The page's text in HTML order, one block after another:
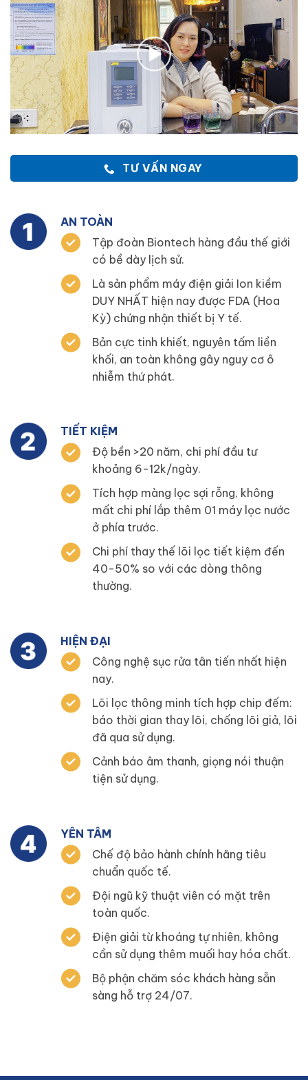
TƯ VẤN NGAY
AN TOÀN
Tập đoàn Biontech hàng đầu thế giới
có bề dày lịch sử.
Là sản phẩm máy điện giải Ion kiềm
DUY NHẤT hiện nay được FDA (Hoa
Kỳ) chứng nhận thiết bị Y tế.
Bản cực tinh khiết, nguyên tấm liền
khối, an toàn không gây nguy cơ ô
nhiễm thứ phát.
TIẾT KIỆM
Độ bền >20 năm, chi phí đầu tư
khoảng 6-12k/ngày.
Tích hợp màng lọc sợi rỗng, không
mất chi phí lắp thêm 01 máy lọc nước
ở phía trước.
Chi phí thay thế lõi lọc tiết kiệm đến
40-50% so với các dòng thông
thường.
HIỆN ĐẠI
Công nghệ sục rửa tân tiến nhất hiện
nay.
Lõi lọc thông minh tích hợp chip đếm:
báo thời gian thay lõi, chống lõi giả, lõi
đã qua sử dụng.
Cảnh báo âm thanh, giọng nói thuận
tiện sử dụng.
YÊN TÂM
Chế độ bảo hành chính hãng tiêu
chuẩn quốc tế.
Đội ngũ kỹ thuật viên có mặt trên
toàn quốc.
Điện giải từ khoáng tự nhiên, không
cần sử dụng thêm muối hay hóa chất.
Bộ phận chăm sóc khách hàng sẵn
sàng hỗ trợ 24/07.